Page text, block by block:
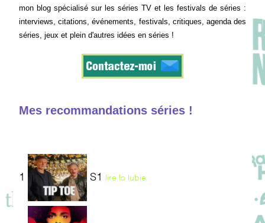
mon blog spécialisé sur les séries TV et les festivals de séries :
interviews, citations, événements, festivals, critiques, agenda des
séries, jeux et plein d'autres idées en séries !
Mes recommandations séries !
1 S1 lire la lubie